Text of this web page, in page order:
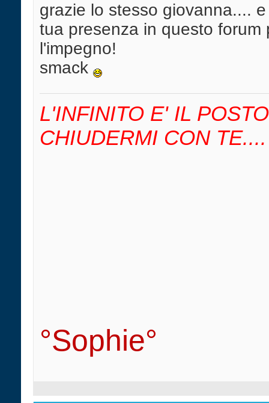
grazie lo stesso giovanna....
tua presenza in questo
l'impegno!
smack
L'INFINITO E' IL
CHIUDERMI CON TE....
°Sophie°